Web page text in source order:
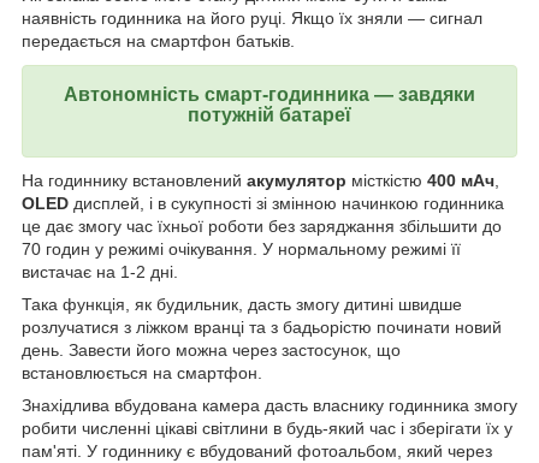
наявність годинника на його руці. Якщо їх зняли — сигнал
передається на смартфон батьків.
Автономність смарт-годинника — завдяки
потужній батареї
На годиннику встановлений акумулятор місткістю 400 мАч,
OLED дисплей, і в сукупності зі змінною начинкою годинника
це дає змогу час їхньої роботи без заряджання збільшити до
70 годин у режимі очікування. У нормальному режимі її
вистачає на 1-2 дні.
Така функція, як будильник, дасть змогу дитині швидше
розлучатися з ліжком вранці та з бадьорістю починати новий
день. Завести його можна через застосунок, що
встановлюється на смартфон.
Знахідлива вбудована камера дасть власнику годинника змогу
робити численні цікаві світлини в будь-який час і зберігати їх у
пам'яті. У годиннику є вбудований фотоальбом, який через